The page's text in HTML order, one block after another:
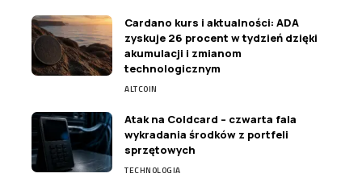
Cardano kurs i aktualności: ADA
zyskuje 26 procent w tydzień dzięki
akumulacji i zmianom
technologicznym
ALTCOIN
Atak na Coldcard – czwarta fala
wykradania środków z portfeli
sprzętowych
TECHNOLOGIA